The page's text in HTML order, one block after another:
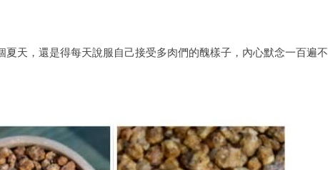
天，還是得每天說服自己接受多肉們的醜樣子，內心默念一百遍不